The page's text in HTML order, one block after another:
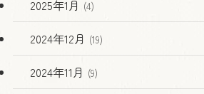
2025年1月 (4)
2024年12月 (19)
2024年11月 (9)